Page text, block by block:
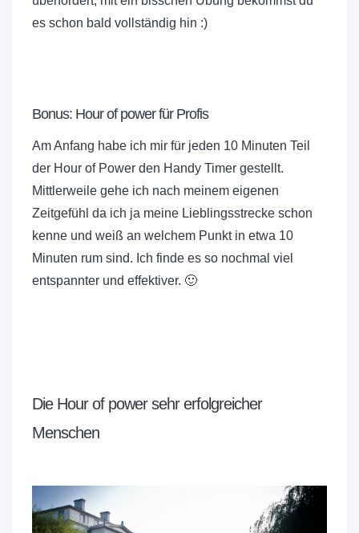
es schon bald vollständig hin :)
Bonus: Hour of power für Profis
Am Anfang habe ich mir für jeden 10 Minuten Teil
der Hour of Power den Handy Timer gestellt.
Mittlerweile gehe ich nach meinem eigenen
Zeitgefühl da ich ja meine Lieblingsstrecke schon
kenne und weiß an welchem Punkt in etwa 10
Minuten rum sind. Ich finde es so nochmal viel
entspannter und effektiver. 🙂
Die Hour of power sehr erfolgreicher
Menschen